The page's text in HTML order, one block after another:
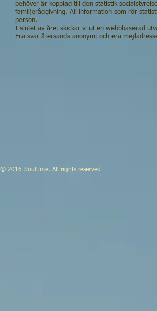
behöver är kopplad till den statistik
familjerådgivning. All information som rör
person.
I slutet av året skickar vi ut en webbbaserad
Era svar återsänds anonymt och era
© 2016 Soultime. All rights reserved